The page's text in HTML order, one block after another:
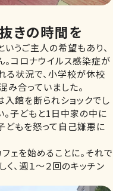
きの時間を
うご主人の希望もあり、
。コロナウイルス感染症が
る状況で、小学校が休校
み合っていました。
入館を断られショックでし
。子どもと1日中家の中に
どもを怒って自己嫌悪に
ェを始めることに。それで
、週１～２回のキッチン